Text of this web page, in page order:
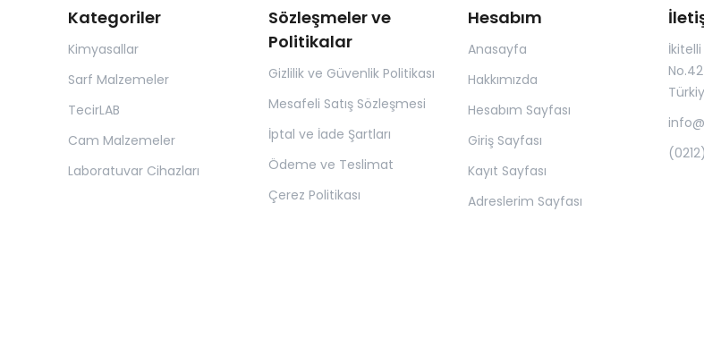
Kategoriler
Kimyasallar
Sarf Malzemeler
TecirLAB
Cam Malzemeler
Laboratuvar Cihazları
Sözleşmeler ve
Politikalar
Gizlilik ve Güvenlik Politikası
Mesafeli Satış Sözleşmesi
İptal ve İade Şartları
Ödeme ve Teslimat
Çerez Politikası
Hesabım
Anasayfa
Hakkımızda
Hesabım Sayfası
Giriş Sayfası
Kayıt Sayfası
Adreslerim Sayfası
İkitelli